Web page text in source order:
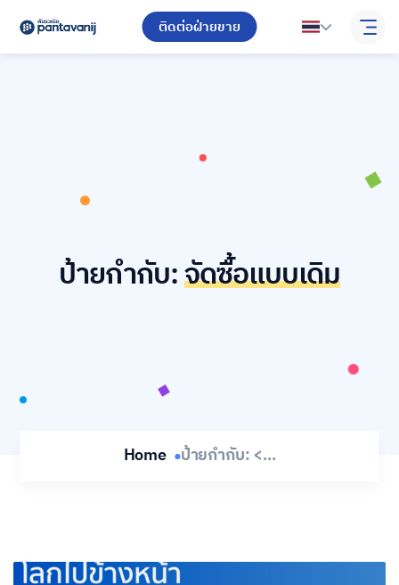
ป้ายกำกับ:จัดซื้อแบบเดิม
Home ป้ายกำกับ: <...
ติดต่อฝ่ายขาย